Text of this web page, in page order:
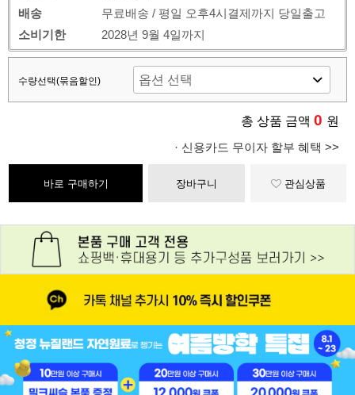
배송
무료배송 / 평일 오후4시결제까지 당일출고
소비기한
2028년 9월 4일까지
수량선택(묶음할인)
총 상품 금액 0 원
· 신용카드 무이자 할부 혜택 >>
바로 구매하기 장바구니 관심상품